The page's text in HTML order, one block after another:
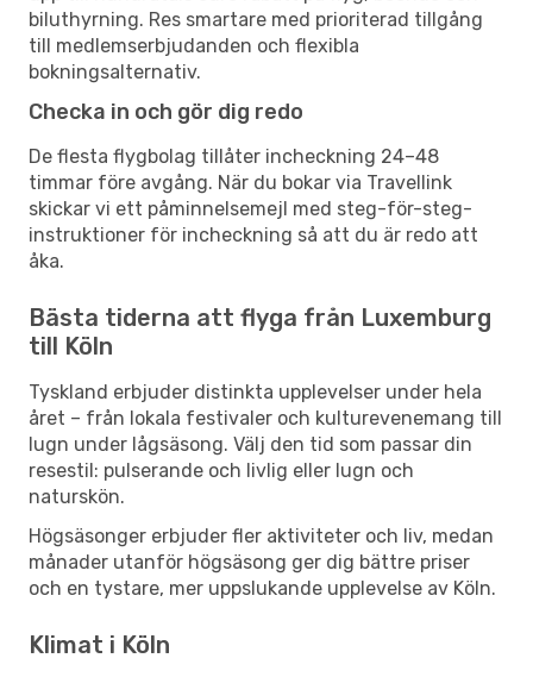
biluthyrning. Res smartare med prioriterad tillgång
till medlemserbjudanden och flexibla
bokningsalternativ.
Checka in och gör dig redo
De flesta flygbolag tillåter incheckning 24–48
timmar före avgång. När du bokar via Travellink
skickar vi ett påminnelsemejl med steg-för-steg-
instruktioner för incheckning så att du är redo att
åka.
Bästa tiderna att flyga från Luxemburg
till Köln
Tyskland erbjuder distinkta upplevelser under hela
året – från lokala festivaler och kulturevenemang till
lugn under lågsäsong. Välj den tid som passar din
resestil: pulserande och livlig eller lugn och
naturskön.
Högsäsonger erbjuder fler aktiviteter och liv, medan
månader utanför högsäsong ger dig bättre priser
och en tystare, mer uppslukande upplevelse av Köln.
Klimat i Köln